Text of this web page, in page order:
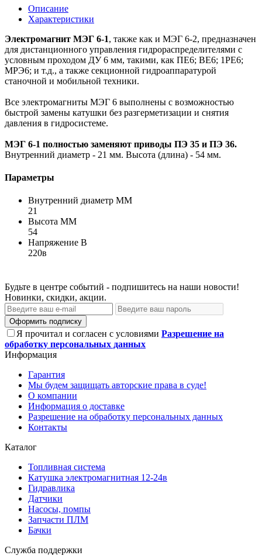
Описание
Характеристики
Электромагнит МЭГ 6-1, также как и МЭГ 6-2, предназначен
для дистанционного управления гидрораспределителями с
условным проходом ДУ 6 мм, такими, как ПЕ6; ВЕ6; 1РЕ6;
МРЭ6; и т.д., а также секционной гидроаппаратурой
станочной и мобильной техники.
Все электромагниты МЭГ 6 выполнены с возможностью
быстрой замены катушки без разгерметизации и снятия
давления в гидросистеме.
МЭГ 6-1 полностью заменяют приводы ПЭ 35 и ПЭ 36.
Внутренний диаметр - 21 мм. Высота (длина) - 54 мм.
Параметры
Внутренний диаметр ММ
21
Высота ММ
54
Напряжение В
220в
Будьте в центре событий - подпишитесь на наши новости!
Новинки, скидки, акции.
Оформить подписку
Я прочитал и согласен с условиями Разрешение на
обработку персональных данных
Информация
Гарантия
Мы будем защищать авторские права в суде!
О компании
Информация о доставке
Разрешение на обработку персональных данных
Контакты
Каталог
Топливная система
Катушка электромагнитная 12-24в
Гидравлика
Датчики
Насосы, помпы
Запчасти ПЛМ
Бачки
Служба поддержки